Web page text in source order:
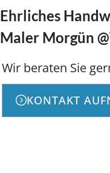
Ehrliches
Maler Morgün
Wir beraten Sie
KONTAKT